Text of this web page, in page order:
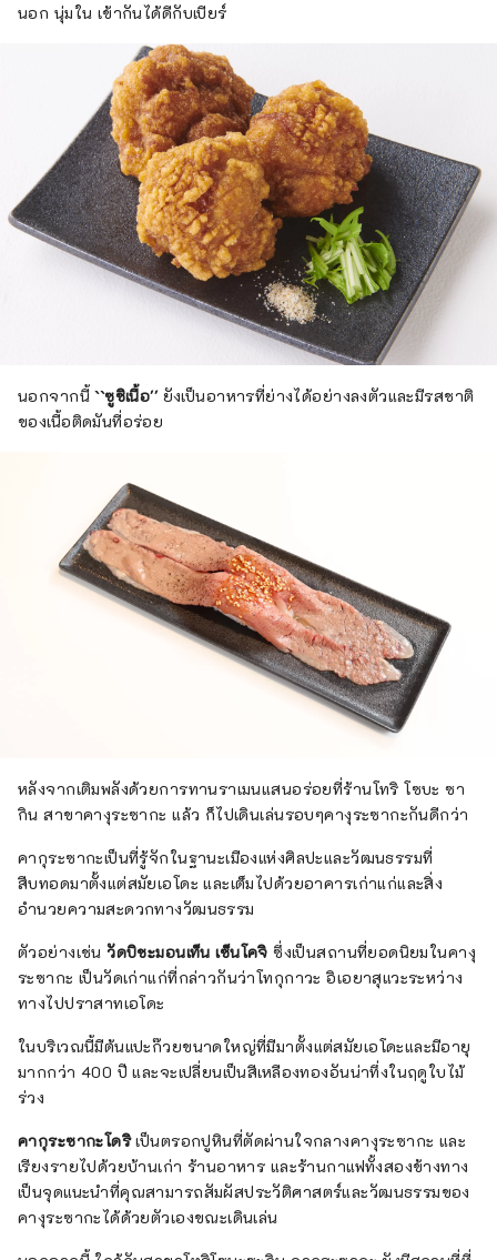
นอก นุ่มใน เข้ากันได้ดีกับเบียร์
นอกจากนี้``ซูชิเนื้อ''ยังเป็นอาหารที่ย่างได้อย่างลงตัวและมีรสชาติ
ของเนื้อติดมันที่อร่อย
หลังจากเติมพลังด้วยการทานราเมนแสนอร่อยที่ร้านโทริ โซบะ ซา
กิน สาขาคางุระซากะ แล้ว ก็ไปเดินเล่นรอบๆคางุระซากะกันดีกว่า
คากุระซากะเป็นที่รู้จักในฐานะเมืองแห่งศิลปะและวัฒนธรรมที่
สืบทอดมาตั้งแต่สมัยเอโดะ และเต็มไปด้วยอาคารเก่าแก่และสิ่ง
อำนวยความสะดวกทางวัฒนธรรม
ตัวอย่างเช่นวัดบิชะมอนเท็น เซ็นโคจิ ซึ่งเป็นสถานที่ยอดนิยมในคางุ
ระซากะ เป็นวัดเก่าแก่ที่กล่าวกันว่าโทกุกาวะ อิเอยาสุแวะระหว่าง
ทางไปปราสาทเอโดะ
ในบริเวณนี้มีต้นแปะก๊วยขนาดใหญ่ที่มีมาตั้งแต่สมัยเอโดะและมีอายุ
มากกว่า 400 ปี และจะเปลี่ยนเป็นสีเหลืองทองอันน่าทึ่งในฤดูใบไม้
ร่วง
คากุระซากะโดริเป็นตรอกปูหินที่ตัดผ่านใจกลางคางุระซากะ และ
เรียงรายไปด้วยบ้านเก่า ร้านอาหาร และร้านกาแฟทั้งสองข้างทาง
เป็นจุดแนะนำที่คุณสามารถสัมผัสประวัติศาสตร์และวัฒนธรรมของ
คางุระซากะได้ด้วยตัวเองขณะเดินเล่น